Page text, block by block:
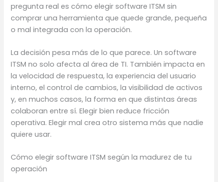
pregunta real es cómo elegir software ITSM sin
comprar una herramienta que quede grande, pequeña
o mal integrada con la operación.
La decisión pesa más de lo que parece. Un software
ITSM no solo afecta al área de TI. También impacta en
la velocidad de respuesta, la experiencia del usuario
interno, el control de cambios, la visibilidad de activos
y, en muchos casos, la forma en que distintas áreas
colaboran entre sí. Elegir bien reduce fricción
operativa. Elegir mal crea otro sistema más que nadie
quiere usar.
Cómo elegir software ITSM según la madurez de tu
operación